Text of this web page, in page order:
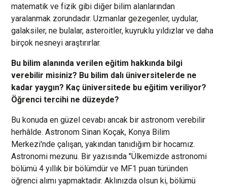
matematik ve fizik gibi diğer bilim alanlarından
yaralanmak zorundadır. Uzmanlar gezegenler, uydular,
galaksiler, ne bulalar, asteroitler, kuyruklu yıldızlar ve daha
birçok nesneyi araştırırlar.
Bu bilim alanında verilen eğitim hakkında bilgi
verebilir misiniz? Bu bilim dalı üniversitelerde ne
kadar yaygın? Kaç üniversitede bu eğitim veriliyor?
Öğrenci tercihi ne düzeyde?
Bu konuda en güzel cevabı ancak bir astronom verebilir
herhâlde. Astronom Sinan Koçak, Konya Bilim
Merkezi'nde çalışan, yakından tanıdığım bir hocamız.
Astronomi mezunu. Bir yazısında "Ülkemizde astronomi
bölümü 4 yıllık bir bölümdür ve MF1 puan türünden
öğrenci alımı yapmaktadır. Aklınızda olsun ki, bölümü